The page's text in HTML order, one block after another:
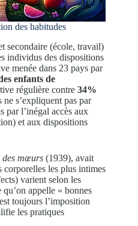
des habitudes
secondaire (école, travail)
individus des dispositions
menée dans 23 pays par
enfants de
régulière contre 34%
ne s’expliquent pas par
par l’inégal accès aux
et aux dispositions
mœurs (1939), avait
corporelles les plus intimes
varient selon les
appelle « bonnes
toujours l’imposition
les pratiques